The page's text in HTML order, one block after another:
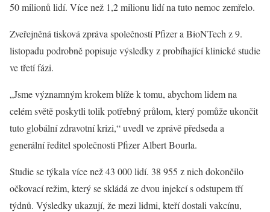
50 milionů lidí. Více než 1,2 milionu lidí na tuto nemoc zemřelo.
Zveřejněná tisková zpráva společností Pfizer a BioNTech z 9.
listopadu podrobně popisuje výsledky z probíhající klinické studie
ve třetí fázi.
„Jsme významným krokem blíže k tomu, abychom lidem na
celém světě poskytli tolik potřebný průlom, který pomůže ukončit
tuto globální zdravotní krizi,“ uvedl ve zprávě předseda a
generální ředitel společnosti Pfizer Albert Bourla.
Studie se týkala více než 43 000 lidí. 38 955 z nich dokončilo
očkovací režim, který se skládá ze dvou injekcí s odstupem tří
týdnů. Výsledky ukazují, že mezi lidmi, kteří dostali vakcínu,